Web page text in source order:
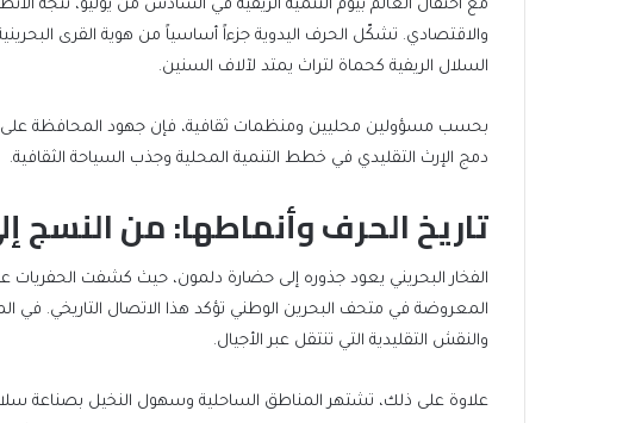
مع احتفال العالم بيوم التنمية الريفية في السادس من يوليو، تتجه
والاقتصادي. تشكّل الحرف اليدوية جزءاً أساسياً من هوية القرى
السلال الريفية كحماة لتراث يمتد لآلاف السنين.
بحسب مسؤولين محليين ومنظمات ثقافية، فإن جهود المحافظة على
دمج الإرث التقليدي في خطط التنمية المحلية وجذب السياحة الثقافية.
تاريخ الحرف وأنماطها: من النسج
الفخار البحريني يعود جذوره إلى حضارة دلمون، حيث كشفت الحفريات
المعروضة في متحف البحرين الوطني تؤكد هذا الاتصال التاريخي. في
والنقش التقليدية التي تنتقل عبر الأجيال.
علاوة على ذلك، تشتهر المناطق الساحلية وسهول النخيل بصناعة